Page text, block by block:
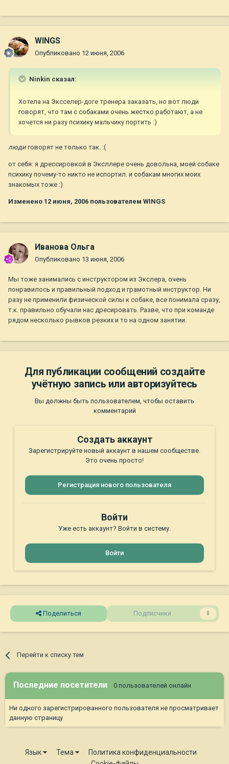
WINGS
Опубликовано 12 июня, 2006
Ninkin сказал:
Хотела на Эксселер-доге тренера заказать, но вот люди
говорят, что там с собаками очень жестко работают, а не
хочется ни разу психику мальчику портить :)
люди говорят не только так. :(
от себя: я дрессировкой в Эксллере очень довольна, моей собаке
психику почему-то никто не испортил. и собакам многих моих
знакомых тоже :)
Изменено 12 июня, 2006 пользователем WINGS
Иванова Ольга
Опубликовано 13 июня, 2006
Мы тоже занимались с инструктором из Экслера, очень
понравилось и правильный подход и грамотный инструктор. Ни
разу не применили физической силы к собаке, все понимала сразу,
т.к. правильно обучали нас дресировать. Разве, что при команде
рядом несколько рывков резких и то на одном занятии.
Для публикации сообщений создайте
учётную запись или авторизуйтесь
Вы должны быть пользователем, чтобы оставить
комментарий
Создать аккаунт
Зарегистрируйте новый аккаунт в нашем сообществе.
Это очень просто!
Регистрация нового пользователя
Войти
Уже есть аккаунт? Войти в систему.
Войти
Поделиться Подписчики 0
Перейти к списку тем
Последние посетители 0 пользователей онлайн
Ни одного зарегистрированного пользователя не просматривает
данную страницу
Язык Тема
Политика конфиденциальности